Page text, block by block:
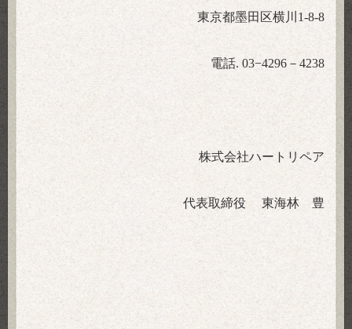
東京都墨田区横川 1-8-8
電話. 03−4296 － 4238
株式会社ハートリペア
代表取締役 東海林 豊